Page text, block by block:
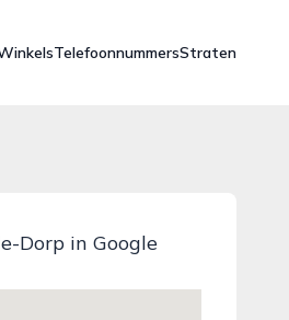
TelefoonnummersStraten
Dorp in Google